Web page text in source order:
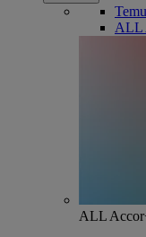
ALL
ALL